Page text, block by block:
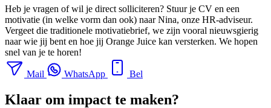
Heb je vragen of wil je direct solliciteren? Stuur je CV en een
motivatie (in welke vorm dan ook) naar Nina, onze HR-adviseur.
Vergeet die traditionele motivatiebrief, we zijn vooral nieuwsgierig
naar wie jij bent en hoe jij Orange Juice kan versterken. We hopen
snel van je te horen!
Mail WhatsApp Bel
Klaar om impact te maken?